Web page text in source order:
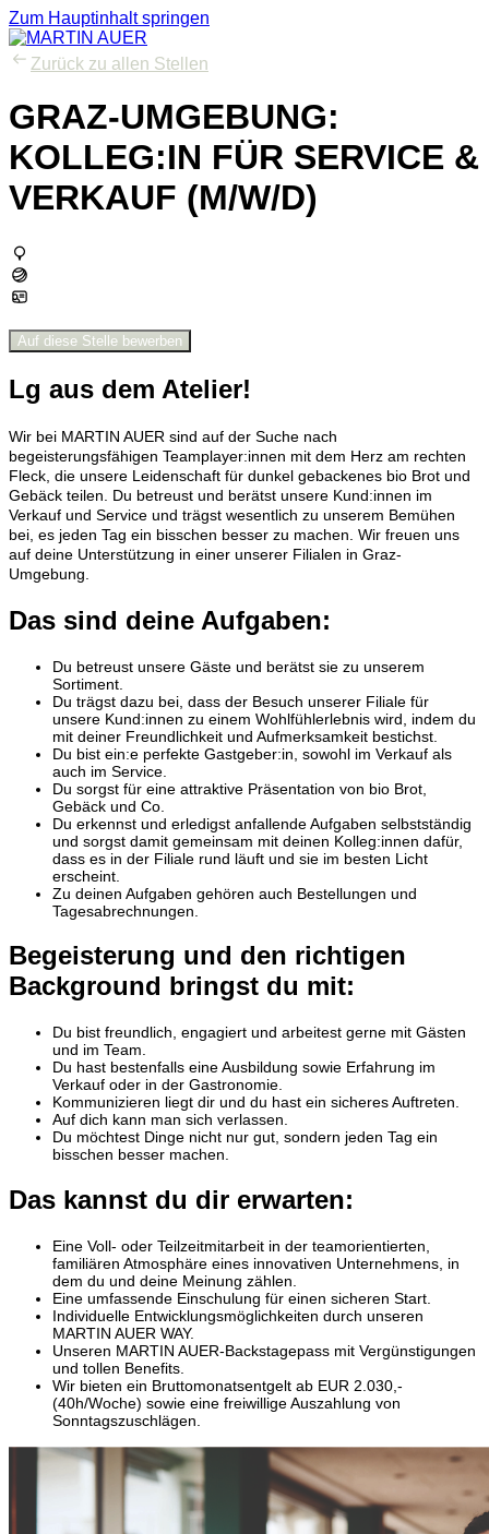
Zum Hauptinhalt springen
Zurück zu allen Stellen
GRAZ-UMGEBUNG:
KOLLEG:IN FÜR SERVICE &
VERKAUF (M/W/D)
Auf diese Stelle bewerben
Lg aus dem Atelier!
Wir bei MARTIN AUER sind auf der Suche nach
begeisterungsfähigen Teamplayer:innen mit dem Herz am rechten
Fleck, die unsere Leidenschaft für dunkel gebackenes bio Brot und
Gebäck teilen. Du betreust und berätst unsere Kund:innen im
Verkauf und Service und trägst wesentlich zu unserem Bemühen
bei, es jeden Tag ein bisschen besser zu machen. Wir freuen uns
auf deine Unterstützung in einer unserer Filialen in Graz-
Umgebung.
Das sind deine Aufgaben:
Du betreust unsere Gäste und berätst sie zu unserem
Sortiment.
Du trägst dazu bei, dass der Besuch unserer Filiale für
unsere Kund:innen zu einem Wohlfühlerlebnis wird, indem du
mit deiner Freundlichkeit und Aufmerksamkeit bestichst.
Du bist ein:e perfekte Gastgeber:in, sowohl im Verkauf als
auch im Service.
Du sorgst für eine attraktive Präsentation von bio Brot,
Gebäck und Co.
Du erkennst und erledigst anfallende Aufgaben selbstständig
und sorgst damit gemeinsam mit deinen Kolleg:innen dafür,
dass es in der Filiale rund läuft und sie im besten Licht
erscheint.
Zu deinen Aufgaben gehören auch Bestellungen und
Tagesabrechnungen.
Begeisterung und den richtigen
Background bringst du mit:
Du bist freundlich, engagiert und arbeitest gerne mit Gästen
und im Team.
Du hast bestenfalls eine Ausbildung sowie Erfahrung im
Verkauf oder in der Gastronomie.
Kommunizieren liegt dir und du hast ein sicheres Auftreten.
Auf dich kann man sich verlassen.
Du möchtest Dinge nicht nur gut, sondern jeden Tag ein
bisschen besser machen.
Das kannst du dir erwarten:
Eine Voll- oder Teilzeitmitarbeit in der teamorientierten,
familiären Atmosphäre eines innovativen Unternehmens, in
dem du und deine Meinung zählen.
Eine umfassende Einschulung für einen sicheren Start.
Individuelle Entwicklungsmöglichkeiten durch unseren
MARTIN AUER WAY.
Unseren MARTIN AUER-Backstagepass mit Vergünstigungen
und tollen Benefits.
Wir bieten ein Bruttomonatsentgelt ab EUR 2.030,-
(40h/Woche) sowie eine freiwillige Auszahlung von
Sonntagszuschlägen.